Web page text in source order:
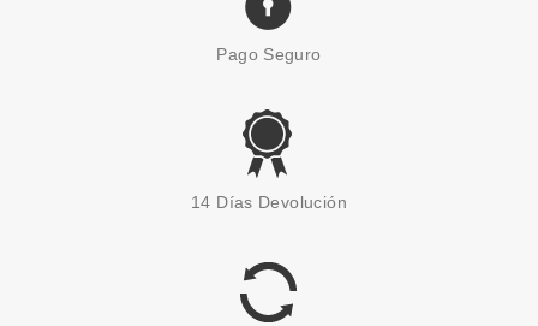
REAL TECHNIQUES
REAL TECHNIQUES ESPONJA
PUFF MULTIUSOS MIRACLE 2
8.49€
Pago Seguro
14 Días Devolución